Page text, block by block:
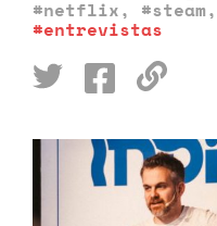
#netflix, #steam,
#entrevistas